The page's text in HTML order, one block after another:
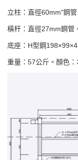
立柱：直徑60mm"鋼管
橫杆：直徑27mm鋼管
底座：H型鋼
重量：57公斤。顏色